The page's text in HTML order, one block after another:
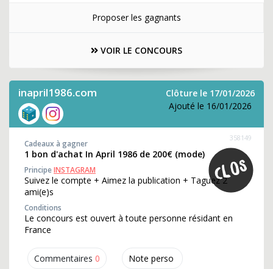
Proposer les gagnants
VOIR LE CONCOURS
inapril1986.com
Clôture le 17/01/2026
Ajouté le 16/01/2026
Commentaires 0 Note perso
358149
Cadeaux à gagner
1 bon d'achat In April 1986 de 200€ (mode)
PrincipeINSTAGRAM
Suivez le compte + Aimez la publication + Taguez 2
ami(e)s
Conditions
Le concours est ouvert à toute personne résidant en
France